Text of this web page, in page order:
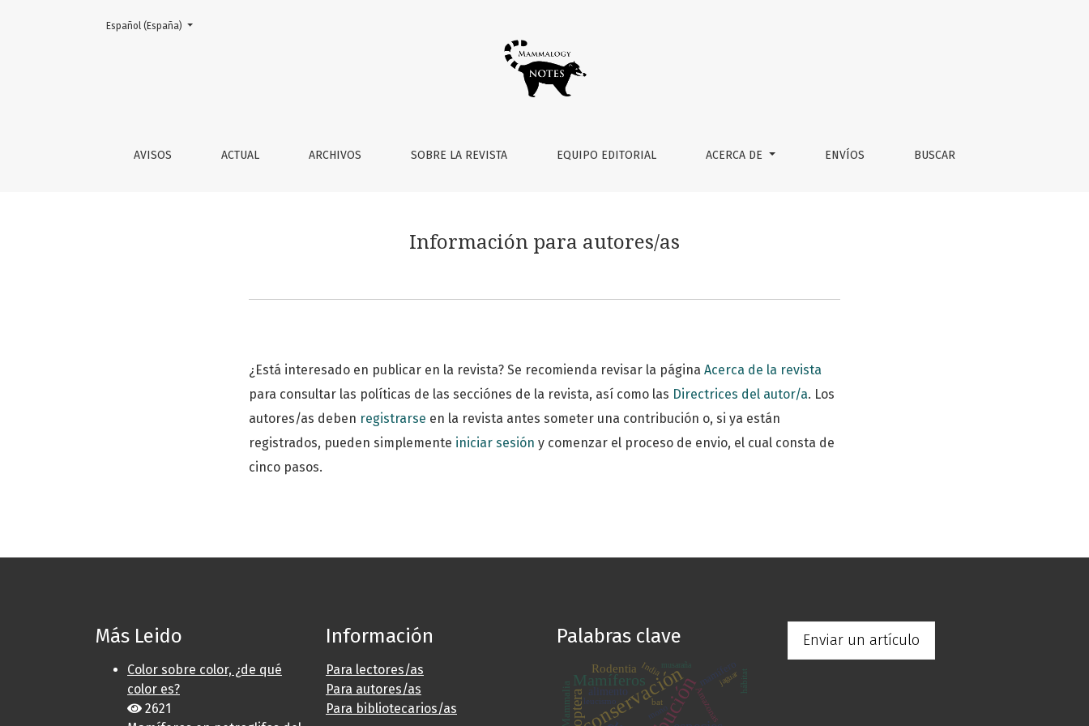
Información para autores/as
AVISOS ACTUAL ARCHIVOS SOBRE LA REVISTA EQUIPO EDITORIAL ACERCA DE ENVÍOS BUSCAR
Cambiar el idioma. El actual es:
Español (España)
Información para autores/as
¿Está interesado en publicar en la revista? Se recomienda revisar la página Acerca de la revista
para consultar las políticas de las secciónes de la revista, así como las Directrices del autor/a. Los
autores/as deben registrarse en la revista antes someter una contribución o, si ya están
registrados, pueden simplemente iniciar sesión y comenzar el proceso de envio, el cual consta de
cinco pasos.
Más Leido
Color sobre color, ¿de qué
color es?
2621
Información
Para lectores/as
Para autores/as
Para bibliotecarios/as
Palabras clave
conservación
Mamíferos
Rodentia
alimento
mamífero
Mammalia Amazonas
bat
mono
leucismo
hábitat
India musaraña
jaguar
Enviar un artículo